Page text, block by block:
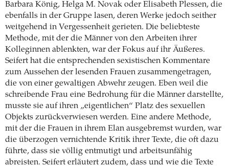
Barbara König, Helga M. Novak oder Elisabeth Plessen, die
ebenfalls in der Gruppe lasen, deren Werke jedoch seither
weitgehend in Vergessenheit gerieten. Die beliebteste
Methode, mit der die Männer von den Arbeiten ihrer
Kolleginnen ablenkten, war der Fokus auf ihr Äußeres.
Seifert hat die entsprechenden sexistischen Kommentare
zum Aussehen der lesenden Frauen zusammengetragen,
die von einer gewaltigen Abwehr zeugen. Eben weil die
schreibende Frau eine Bedrohung für die Männer darstellte,
musste sie auf ihren „eigentlichen“ Platz des sexuellen
Objekts zurückverwiesen werden. Eine andere Methode,
mit der die Frauen in ihrem Elan ausgebremst wurden, war
die überzogen vernichtende Kritik ihrer Texte, die oft dazu
führte, dass sie völlig entmutigt und arbeitsunfähig
abreisten. Seifert erläutert zudem, dass und wie die Texte